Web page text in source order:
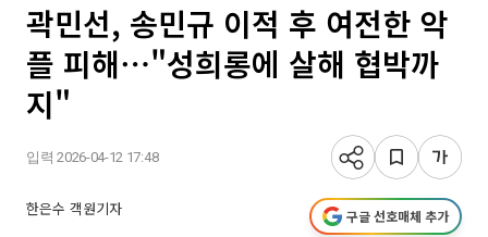
곽민선, 송민규 이적 후 여전한 악
플 피해⋯"성희롱에 살해 협박까
지"
입력 2026-04-12 17:48
한은수 객원기자 구글 선호매체 추가